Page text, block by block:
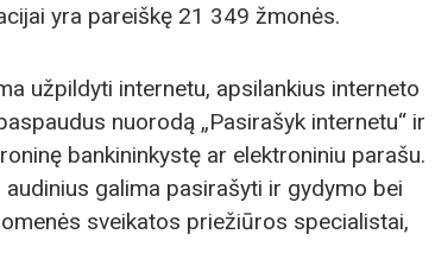
yra pareiškę 21 349 žmonės.
užpildyti internetu, apsilankius interneto
nuorodą „Pasirašyk internetu“ ir
bankininkystę ar elektroniniu parašu.
galima pasirašyti ir gydymo bei
sveikatos priežiūros specialistai,